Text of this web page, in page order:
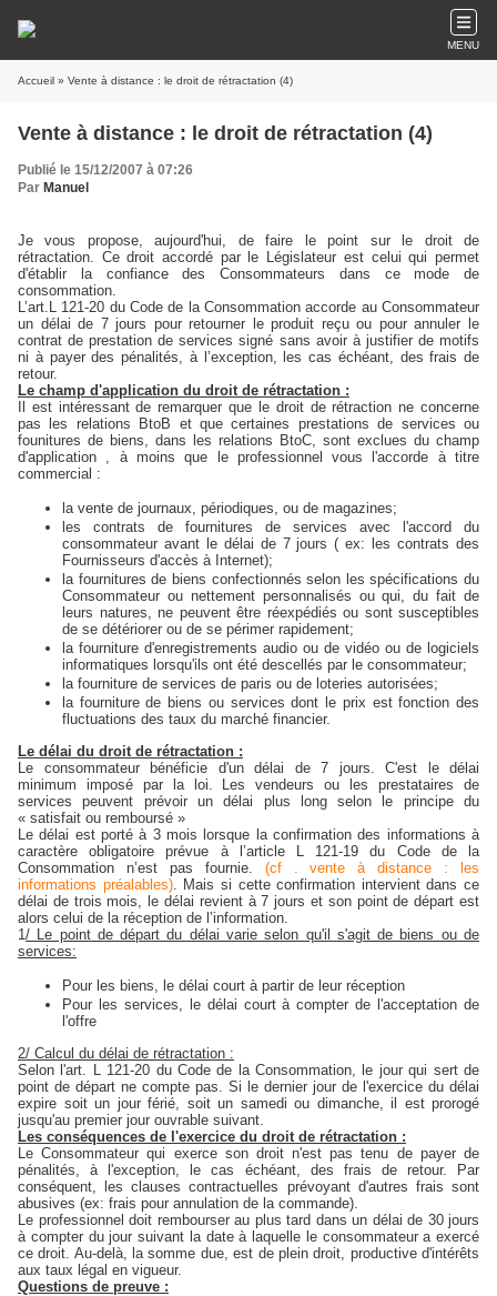
MENU
Accueil » Vente à distance : le droit de rétractation (4)
Vente à distance : le droit de rétractation (4)
Publié le 15/12/2007 à 07:26
Par Manuel
Je vous propose, aujourd'hui, de faire le point sur le droit de
rétractation. Ce droit accordé par le Législateur est celui qui permet
d'établir la confiance des Consommateurs dans ce mode de
consommation.
L’art.L 121-20 du Code de la Consommation accorde au Consommateur
un délai de 7 jours pour retourner le produit reçu ou pour annuler le
contrat de prestation de services signé sans avoir à justifier de motifs
ni à payer des pénalités, à l’exception, les cas échéant, des frais de
retour.
Le champ d'application du droit de rétractation :
Il est intéressant de remarquer que le droit de rétraction ne concerne
pas les relations BtoB et que certaines prestations de services ou
founitures de biens, dans les relations BtoC, sont exclues du champ
d'application , à moins que le professionnel vous l'accorde à titre
commercial :
la vente de journaux, périodiques, ou de magazines;
les contrats de fournitures de services avec l'accord du
consommateur avant le délai de 7 jours ( ex: les contrats des
Fournisseurs d'accès à Internet);
la fournitures de biens confectionnés selon les spécifications du
Consommateur ou nettement personnalisés ou qui, du fait de
leurs natures, ne peuvent être réexpédiés ou sont susceptibles
de se détériorer ou de se périmer rapidement;
la fourniture d'enregistrements audio ou de vidéo ou de logiciels
informatiques lorsqu'ils ont été descellés par le consommateur;
la fourniture de services de paris ou de loteries autorisées;
la fourniture de biens ou services dont le prix est fonction des
fluctuations des taux du marché financier.
Le délai du droit de rétractation :
Le consommateur bénéficie d'un délai de 7 jours. C'est le délai
minimum imposé par la loi. Les vendeurs ou les prestataires de
services peuvent prévoir un délai plus long selon le principe du
« satisfait ou remboursé »
Le délai est porté à 3 mois lorsque la confirmation des informations à
caractère obligatoire prévue à l’article L 121-19 du Code de la
Consommation n’est pas fournie. (cf . vente à distance : les
informations préalables). Mais si cette confirmation intervient dans ce
délai de trois mois, le délai revient à 7 jours et son point de départ est
alors celui de la réception de l’information.
1/ Le point de départ du délai varie selon qu'il s'agit de biens ou de
services:
Pour les biens, le délai court à partir de leur réception
Pour les services, le délai court à compter de l'acceptation de
l'offre
2/ Calcul du délai de rétractation :
Selon l'art. L 121-20 du Code de la Consommation, le jour qui sert de
point de départ ne compte pas. Si le dernier jour de l'exercice du délai
expire soit un jour férié, soit un samedi ou dimanche, il est prorogé
jusqu'au premier jour ouvrable suivant.
Les conséquences de l'exercice du droit de rétractation :
Le Consommateur qui exerce son droit n'est pas tenu de payer de
pénalités, à l'exception, le cas échéant, des frais de retour. Par
conséquent, les clauses contractuelles prévoyant d'autres frais sont
abusives (ex: frais pour annulation de la commande).
Le professionnel doit rembourser au plus tard dans un délai de 30 jours
à compter du jour suivant la date à laquelle le consommateur a exercé
ce droit. Au-delà, la somme due, est de plein droit, productive d'intérêts
aux taux légal en vigueur.
Questions de preuve :